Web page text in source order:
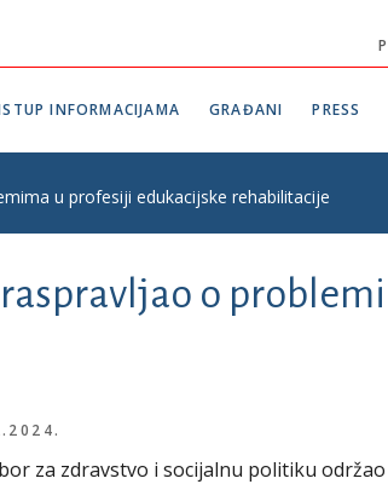
INFORMACIJAMA GRAĐANI PRESS
u profesiji edukacijske rehabilitacije
o
za zdravstvo i socijalnu politiku